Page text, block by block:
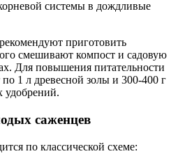
системы в дождливые
приготовить
смешивают компост и садовую
Для повышения питательности
1 л древесной золы и 300-400 г
удобрений.
саженцев
по классической схеме: